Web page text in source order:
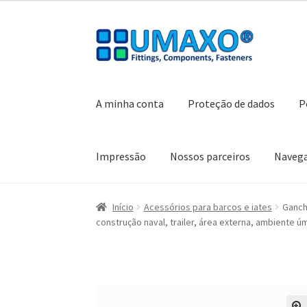
Ir
para
Saltar
para
A minha conta
Proteção de dados
Impressão Nossos parceiros
Início A minha conta Caixa registadora
Início Acessórios para barcos e iates
construção naval, trailer, área externa, ambiente